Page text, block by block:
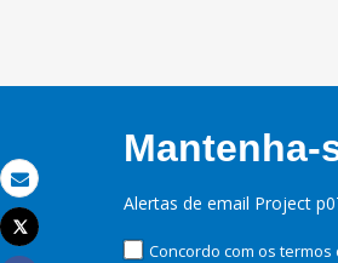
Email
Imprimir
Tweet
Mantenha-
Alertas de email Project
Concordo com os